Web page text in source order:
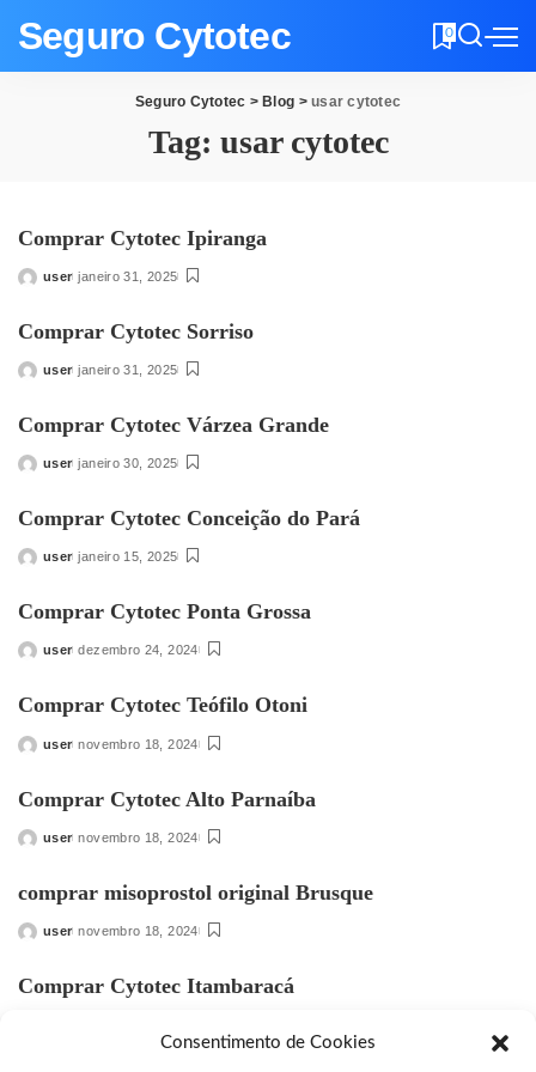
Consentimento de Cookies
Seguro Cytotec 0
Seguro Cytotec > Blog >usar cytotec
Tag: usar cytotec
Comprar Cytotec Ipiranga
Posted
user janeiro 31, 2025
Comprar Cytotec Sorriso
Posted
user janeiro 31, 2025
Comprar Cytotec Várzea Grande
Posted
user janeiro 30, 2025
Comprar Cytotec Conceição do Pará
Posted
user janeiro 15, 2025
Comprar Cytotec Ponta Grossa
Posted
user dezembro 24, 2024
Comprar Cytotec Teófilo Otoni
Posted
user novembro 18, 2024
Comprar Cytotec Alto Parnaíba
Posted
user novembro 18, 2024
comprar misoprostol original Brusque
Posted
user novembro 18, 2024
Comprar Cytotec Itambaracá